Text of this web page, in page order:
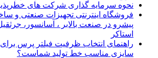
نحوه سرمایه‌ گذاری شرکت‌ های
فروشگاه اینترنتی تجهیزات صنعتی و
پیشرو در صنعت بالابر ، آسانسور،
استاکر
راهنمای انتخاب ظرفیت فیلتر پرس برای
سایزی مناسب خط تولید شماست؟